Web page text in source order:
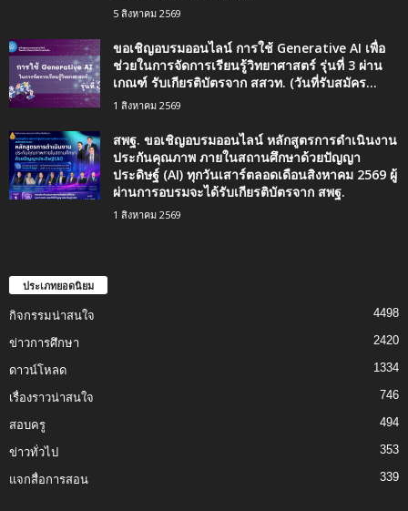
5 สิงหาคม 2569
ขอเชิญอบรมออนไลน์ การใช้ Generative AI เพื่อ
ช่วยในการจัดการเรียนรู้วิทยาศาสตร์ รุ่นที่ 3 ผ่าน
เกณฑ์ รับเกียรติบัตรจาก สสวท. (วันที่รับสมัคร...
1 สิงหาคม 2569
สพฐ. ขอเชิญอบรมออนไลน์ หลักสูตรการดำเนินงาน
ประกันคุณภาพ ภายในสถานศึกษาด้วยปัญญา
ประดิษฐ์ (AI) ทุกวันเสาร์ตลอดเดือนสิงหาคม 2569 ผู้
ผ่านการอบรมจะได้รับเกียรติบัตรจาก สพฐ.
1 สิงหาคม 2569
ประเภทยอดนิยม
กิจกรรมน่าสนใจ 4498
ข่าวการศึกษา 2420
ดาวน์โหลด 1334
เรื่องราวน่าสนใจ 746
สอบครู 494
ข่าวทั่วไป 353
แจกสื่อการสอน 339